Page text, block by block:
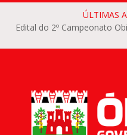
ÚLTIMAS
Edital do 2º Campeonato